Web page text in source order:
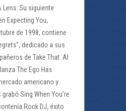
Lens. Su siguiente
Expecting You,
de 1998, contiene
dedicado a sus
de Take That. Al
The Ego Has
americano y
Sing When You’re
Rock DJ, éxito